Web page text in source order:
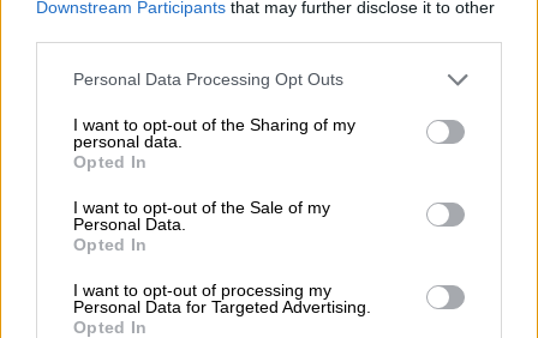
Downstream Participants that may further disclose it to other
Please note that this website/app uses one or more Google
not limited to your visit or usage behaviour. You may click to
grant or deny consent to Google and its third-party tags to
use your data for below specified purposes in below Google
consent section.
Personal Data Processing Opt Outs
I want to opt-out of the Sharing of my
personal data.
Opted In
I want to opt-out of the Sale of my
Personal Data.
Opted In
I want to opt-out of processing my
Personal Data for Targeted Advertising.
Opted In
Πώς οι δυνάμεις των Κούρδων ουσιαστικά
«παραδίδονται» με αυτή τη συμφωνία και τι
αναφέρουν οι ΗΠΑ